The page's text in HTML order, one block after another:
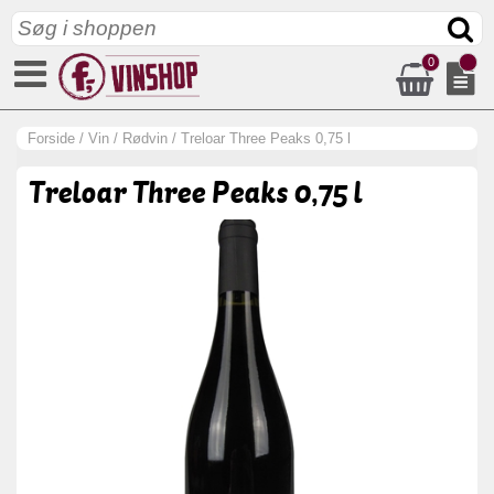
0
Forside / Vin / Rødvin / Treloar Three Peaks 0,75 l
Treloar Three Peaks 0,75 l